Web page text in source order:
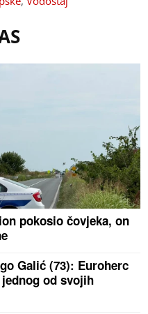
pokosio čovjeka, on
Galić (73): Euroherc
od svojih